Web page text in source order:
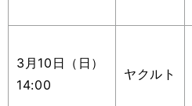
3月10日（日）
14:00
ヤクルト